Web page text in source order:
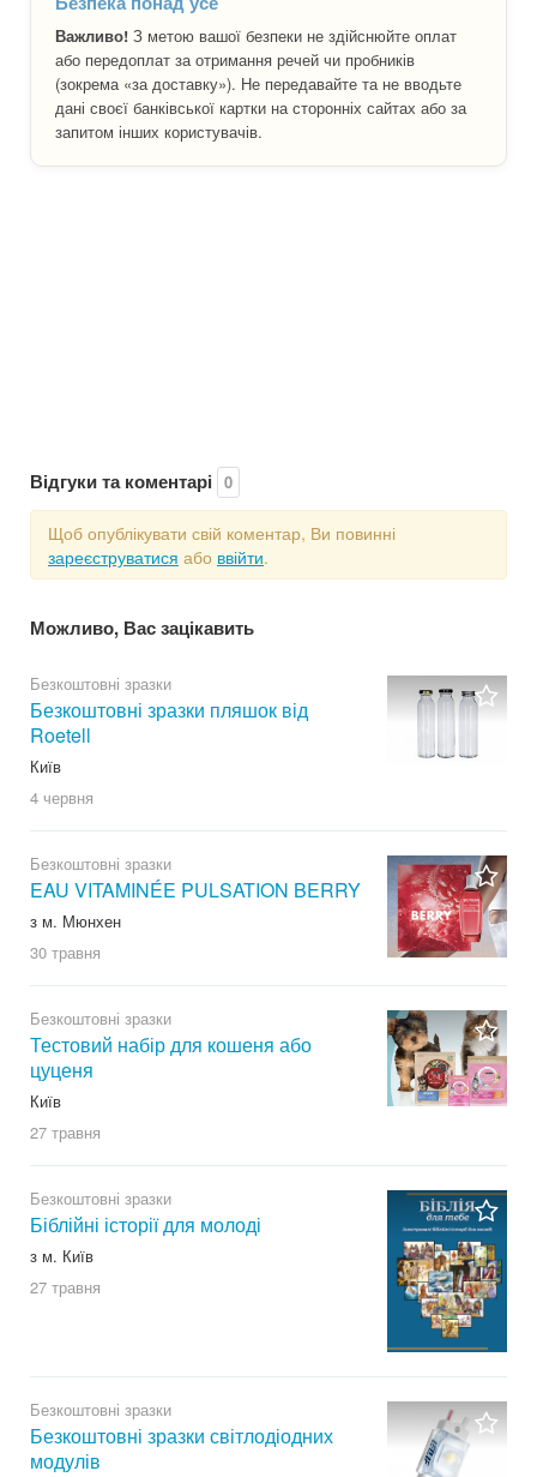
Важливо! З метою вашої безпеки не здійснюйте оплат
або передоплат за отримання речей чи пробників
(зокрема «за доставку»). Не передавайте та не вводьте
дані своєї банківської картки на сторонніх сайтах або за
запитом інших користувачів.
Відгуки та коментарі 0
Щоб опублікувати свій коментар, Ви повинні
зареєструватися або ввійти.
Можливо, Вас зацікавить
Безкоштовні зразки
Безкоштовні зразки пляшок від
Roetell
Київ
4 червня
Безкоштовні зразки
EAU VITAMINÉE PULSATION BERRY
з м. Мюнхен
30 травня
Безкоштовні зразки
Тестовий набір для кошеня або
цуценя
Київ
27 травня
Безкоштовні зразки
Біблійні історії для молоді
з м. Київ
27 травня
Безкоштовні зразки
Безкоштовні зразки світлодіодних
модулів